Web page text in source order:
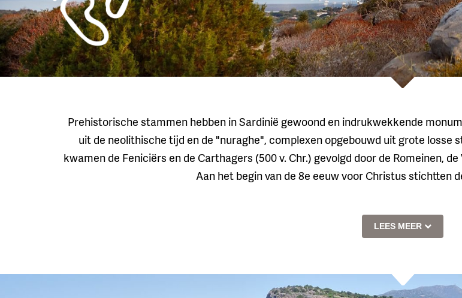
Prehistorische stammen hebben in Sardinië gewoond en indrukwekkende
uit de neolithische tijd en de "nuraghe", complexen opgebouwd uit grote
kwamen de Feniciërs en de Carthagers (500 v. Chr.) gevolgd door de Romeinen,
Aan het begin van de 8e eeuw voor Christus stichtten
LEES MEER